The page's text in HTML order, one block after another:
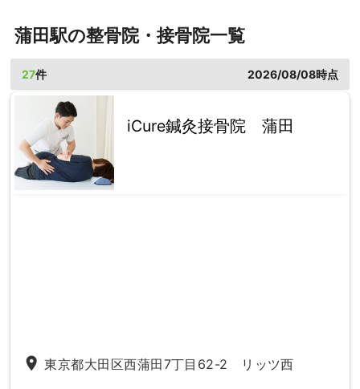
蒲田駅の整骨院・接骨院一覧
27件 2026/08/08時点
iCure鍼灸接骨院 蒲田
place 東京都大田区西蒲田7丁目62-2 リッツ西